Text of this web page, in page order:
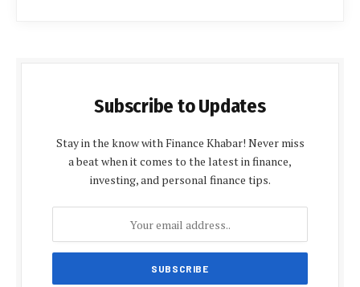
Subscribe to Updates
Stay in the know with Finance Khabar! Never miss
a beat when it comes to the latest in finance,
investing, and personal finance tips.